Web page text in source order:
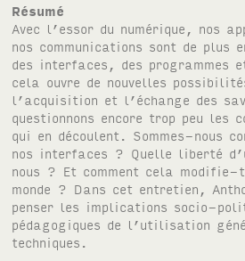
Résumé
Avec l’essor du numérique, nos
nos communications sont de plus
des interfaces, des programmes
cela ouvre de nouvelles
l’acquisition et l’échange des
questionnons encore trop peu les
qui en découlent. Sommes-nous
nos interfaces ? Quelle liberté
nous ? Et comment cela
monde ? Dans cet entretien,
penser les implications socio-
pédagogiques de l’utilisation
techniques.